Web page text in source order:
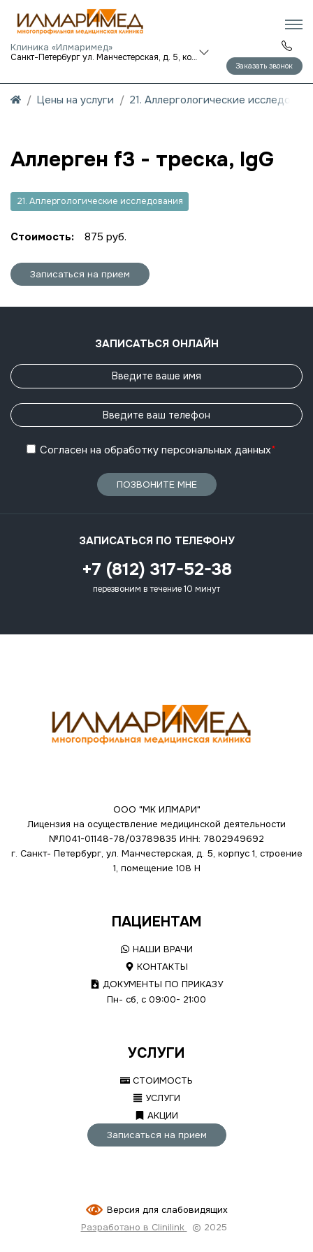
Клиника «Илмаримед»
Санкт-Петербург ул. Манчестерская, д. 5, корп. 1
Заказать звонок
Цены на услуги 21. Аллергологические
Аллерген f3 - треска, IgG
21. Аллергологические исследования
Стоимость: 875 руб.
Записаться на прием
ЗАПИСАТЬСЯ ОНЛАЙН
Согласен на обработку персональных данных*
ПОЗВОНИТЕ МНЕ
ЗАПИСАТЬСЯ ПО ТЕЛЕФОНУ
+7 (812) 317-52-38
перезвоним в течение 10 минут
ООО "МК ИЛМАРИ"
Лицензия на осуществление медицинской деятельности
№Л041-01148-78/03789835 ИНН: 7802949692
г. Санкт- Петербург, ул. Манчестерская, д. 5, корпус 1, строение
1, помещение 108 Н
ПАЦИЕНТАМ
НАШИ ВРАЧИ
КОНТАКТЫ
ДОКУМЕНТЫ ПО ПРИКАЗУ
Пн- сб, с 09:00- 21:00
УСЛУГИ
СТОИМОСТЬ
УСЛУГИ
АКЦИИ
Записаться на прием
Версия для слабовидящих
Разработано в Clinilink
© 2025